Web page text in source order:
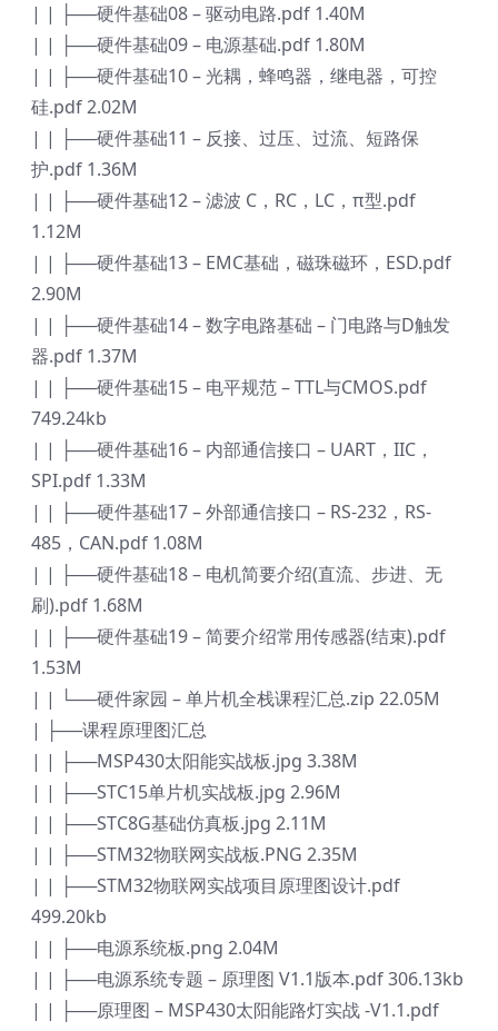
| | ├──硬件基础08 – 驱动电路.pdf 1.40M
| | ├──硬件基础09 – 电源基础.pdf 1.80M
| | ├──硬件基础10 – 光耦，蜂鸣器，继电器，可控
硅.pdf 2.02M
| | ├──硬件基础11 – 反接、过压、过流、短路保
护.pdf 1.36M
| | ├──硬件基础12 – 滤波 C，RC，LC，π型.pdf
1.12M
| | ├──硬件基础13 – EMC基础，磁珠磁环，ESD.pdf
2.90M
| | ├──硬件基础14 – 数字电路基础 – 门电路与D触发
器.pdf 1.37M
| | ├──硬件基础15 – 电平规范 – TTL与CMOS.pdf
749.24kb
| | ├──硬件基础16 – 内部通信接口 – UART，IIC，
SPI.pdf 1.33M
| | ├──硬件基础17 – 外部通信接口 – RS-232，RS-
485，CAN.pdf 1.08M
| | ├──硬件基础18 – 电机简要介绍(直流、步进、无
刷).pdf 1.68M
| | ├──硬件基础19 – 简要介绍常用传感器(结束).pdf
1.53M
| | └──硬件家园 – 单片机全栈课程汇总.zip 22.05M
| ├──课程原理图汇总
| | ├──MSP430太阳能实战板.jpg 3.38M
| | ├──STC15单片机实战板.jpg 2.96M
| | ├──STC8G基础仿真板.jpg 2.11M
| | ├──STM32物联网实战板.PNG 2.35M
| | ├──STM32物联网实战项目原理图设计.pdf
499.20kb
| | ├──电源系统板.png 2.04M
| | ├──电源系统专题 – 原理图 V1.1版本.pdf 306.13kb
| | ├──原理图 – MSP430太阳能路灯实战 -V1.1.pdf